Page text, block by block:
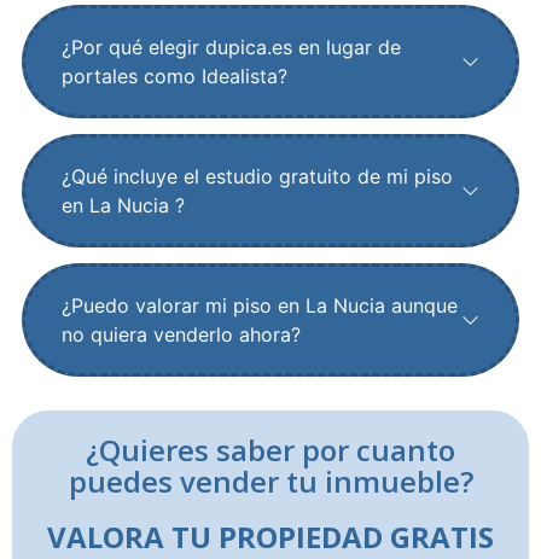
¿Por qué elegir dupica.es en lugar de
portales como Idealista?
¿Qué incluye el estudio gratuito de mi piso
en La Nucia ?
¿Puedo valorar mi piso en La Nucia aunque
no quiera venderlo ahora?
¿Quieres saber por cuanto
puedes vender tu inmueble?
VALORA TU PROPIEDAD GRATIS